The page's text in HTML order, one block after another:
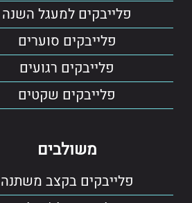
פלייבקים למעגל השנה
פלייבקים סוערים
פלייבקים רגועים
פלייבקים שקטים
משולבים
פלייבקים בקצב משתנה